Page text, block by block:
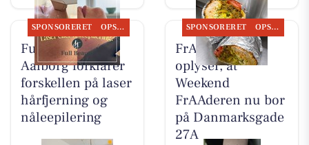
SPONSORERET OPSLAGSTAVLEN
Full Beauty
Aalborg forklarer
forskellen på laser
hårfjerning og
nåleepilering
SPONSORERET OPSLAGSTAVLEN
FrAAderen
oplyser, at
Weekend
FrAAderen nu bor
på Danmarksgade
27A